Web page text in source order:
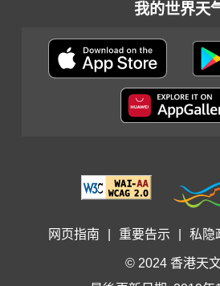
我的世界天
网页指南 重要告示 私隐
© 2024 香港天